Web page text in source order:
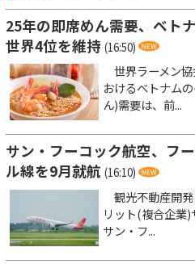
25年の即席めん需要、ベト
世界4位を維持 (16:50)
世界ラーメン
おけるベトナム
ん)需要は、前...
サン・フーコック航空、フ
ル線を9月就航 (16:10)
観光不動産開
リット(複合企業
サン・フ...